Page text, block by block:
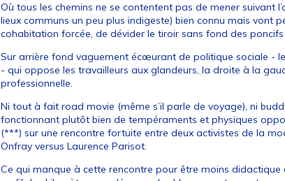
Où tous les chemins ne se contentent pas de mener suivant
lieux communs un peu plus indigeste) bien connu mais vont
cohabitation forcée, de dévider le tiroir sans fond des
Sur arrière fond vaguement écœurant de politique sociale -
- qui oppose les travailleurs aux glandeurs, la droite à la
professionnelle.
Ni tout à fait road movie (même s’il parle de voyage), ni
fonctionnant plutôt bien de tempéraments et physiques
(***) sur une rencontre fortuite entre deux activistes de la
Onfray versus Laurence Parisot.
Ce qui manque à cette rencontre pour être moins didactique